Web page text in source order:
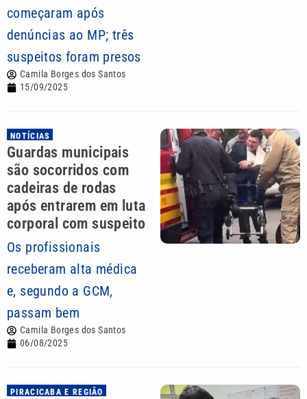
começaram após
denúncias ao MP; três
suspeitos foram presos
Camila Borges dos Santos
15/09/2025
NOTÍCIAS
Guardas municipais
são socorridos com
cadeiras de rodas
após entrarem em luta
corporal com suspeito
Os profissionais
receberam alta médica
e, segundo a GCM,
passam bem
Camila Borges dos Santos
06/08/2025
PIRACICABA E REGIÃO